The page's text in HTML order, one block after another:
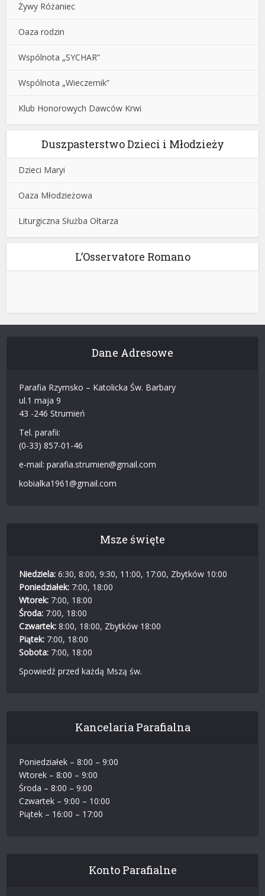
Żywy Różaniec
Oaza rodzin
Wspólnota „SYCHAR”
Wspólnota „Wieczernik”
Klub Honorowych Dawców Krwi
Duszpasterstwo Dzieci i Młodzieży
Dzieci Maryi
Oaza Młodzieżowa
Liturgiczna Służba Ołtarza
L’Osservatore Romano
Dane Adresowe
Parafia Rzymsko – Katolicka Św. Barbary
ul.1 maja 9
43 -246 Strumień
Tel. parafii:
(0-33) 857-01-46
e-mail: parafia.strumien@gmail.com
kobialka1961@gmail.com
Msze święte
Niedziela: 6:30, 8:00, 9:30, 11:00, 17:00, Zbytków 10:00
Poniedziałek: 7:00, 18:00
Wtorek: 7:00, 18:00
Środa: 7:00, 18:00
Czwartek: 8:00, 18:00, Zbytków 18:00
Piątek: 7:00, 18:00
Sobota: 7:00, 18:00
Spowiedź przed każdą Mszą św.
Kancelaria Parafialna
Poniedziałek – 8:00 – 9:00
Wtorek – 8:00 – 9:00
Środa – 8:00 – 9:00
Czwartek – 9:00 – 10:00
Piątek – 16:00 – 17:00
Konto Parafialne